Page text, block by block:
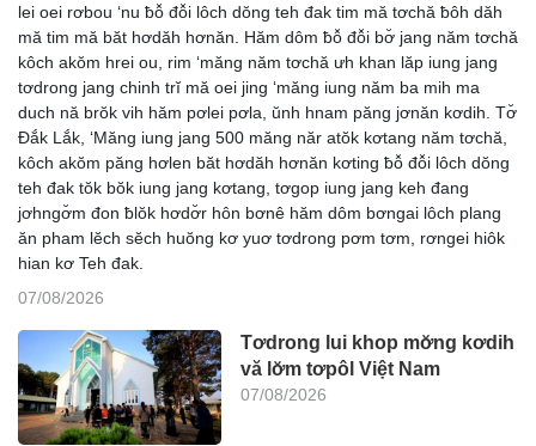
lei oei rơbou ‘nu ƀô̆ đô̆i lôch dŏng teh đak tim mă tơchă ƀôh dăh
mă tim mă băt hơdăh hơnăn. Hăm dôm ƀô̆ đô̆i bơ̆ jang năm tơchă
kôch akŏm hrei ou, rim ‘măng năm tơchă ưh khan lăp iung jang
tơdrong jang chinh trĭ mă oei jing ‘măng iung năm ba mih ma
duch nă brŏk vih hăm pơlei pơla, ŭnh hnam păng jơnăn kơdih. Tơ̆
Đắk Lắk, ‘Măng iung jang 500 măng năr atŏk kơtang năm tơchă,
kôch akŏm păng hơlen băt hơdăh hơnăn kơting ƀô̆ đô̆i lôch dŏng
teh đak tŏk bŏk iung jang kơtang, tơgop iung jang keh đang
jơhngơ̆m đon ƀlŏk hơdơ̆r hôn bơnê hăm dôm bơngai lôch plang
ăn pham lĕch sĕch huŏng kơ yuơ tơdrong pơm tơm, rơngei hiôk
hian kơ Teh đak.
07/08/2026
Tơdrong lui khop mơ̆ng kơdih
vă lơ̆m tơpôl Việt Nam
07/08/2026